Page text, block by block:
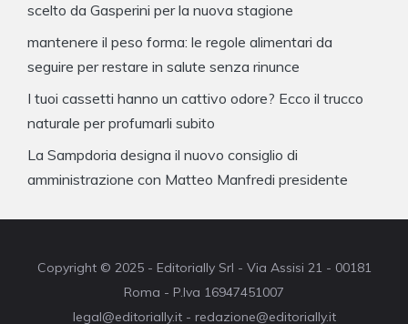
scelto da Gasperini per la nuova stagione
mantenere il peso forma: le regole alimentari da
seguire per restare in salute senza rinunce
I tuoi cassetti hanno un cattivo odore? Ecco il trucco
naturale per profumarli subito
La Sampdoria designa il nuovo consiglio di
amministrazione con Matteo Manfredi presidente
Copyright © 2025 - Editorially Srl - Via Assisi 21 - 00181
Roma - P.Iva 16947451007
legal@editorially.it - redazione@editorially.it